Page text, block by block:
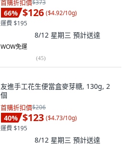
首購折扣價$373
66% $126 ($4.92/10g)
運費 $195
8/12 星期三 預計送達
WOW免運
(45)
友進手工花生便當盒麥芽糖, 130g, 2
個
首購折扣價$206
40% $123 ($4.73/10g)
運費 $195
8/12 星期三 預計送達